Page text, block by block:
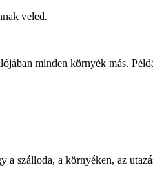
veled.
minden környék más.
szálloda, a környéken, az